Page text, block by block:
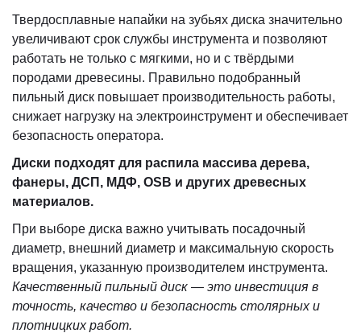
Твердосплавные напайки на зубьях диска значительно
увеличивают срок службы инструмента и позволяют
работать не только с мягкими, но и с твёрдыми
породами древесины. Правильно подобранный
пильный диск повышает производительность работы,
снижает нагрузку на электроинструмент и обеспечивает
безопасность оператора.
Диски подходят для распила массива дерева,
фанеры, ДСП, МДФ, OSB и других древесных
материалов.
При выборе диска важно учитывать посадочный
диаметр, внешний диаметр и максимальную скорость
вращения, указанную производителем инструмента.
Качественный пильный диск — это инвестиция в
точность, качество и безопасность столярных и
плотницких работ.